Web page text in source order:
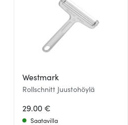
Westmark
Rollschnitt Juustohöylä
29.00 €
Saatavilla